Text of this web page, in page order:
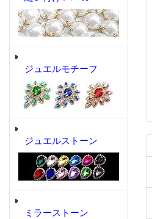
ジュエルモチーフ
ジュエルストーン
ミラーストーン